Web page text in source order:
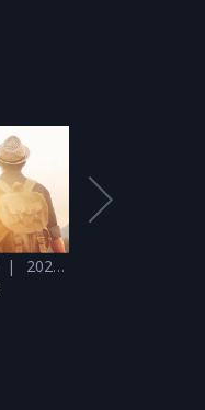
2023 - 2023